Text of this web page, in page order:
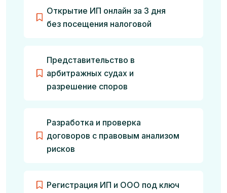
Открытие ИП онлайн за 3 дня
без посещения налоговой
Представительство в
арбитражных судах и
разрешение споров
Разработка и проверка
договоров с правовым анализом
рисков
Регистрация ИП и ООО под ключ